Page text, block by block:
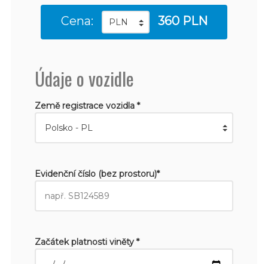
Cena: 360 PLN
Údaje o vozidle
Země registrace vozidla *
Evidenční číslo (bez prostoru)*
Začátek platnosti viněty *